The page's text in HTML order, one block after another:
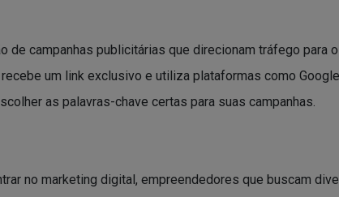
de campanhas publicitárias que direcionam tráfego para
um link exclusivo e utiliza plataformas como
as palavras-chave certas para suas campanhas.
no marketing digital, empreendedores que buscam